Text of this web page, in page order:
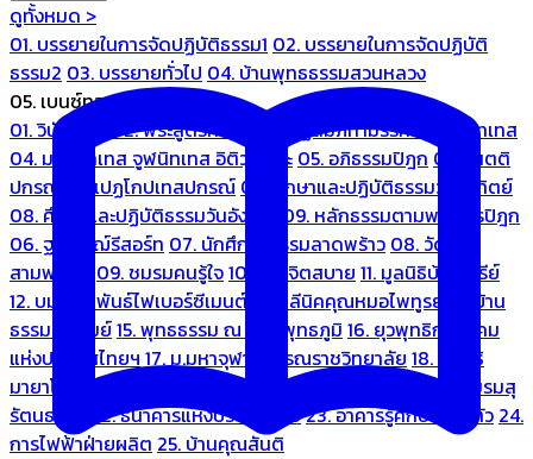
ดูทั้งหมด >
01. บรรยายในการจัดปฏิบัติธรรม1 02. บรรยายในการจัดปฏิบัติ
ธรรม2 03. บรรยายทั่วไป 04. บ้านพุทธธรรมสวนหลวง
05. เบนซ์ทองหล่อ
01. วินัยปิฎก
02. พระสูตรศึกษา
03. ปฏิสัมภิทามรรคและจูฬนิทเทส
04. มหานิทเทส จูฬนิทเทส อิติวุตตกะ 05. อภิธรรมปิฎก 06. เนตติ
ปกรณ์ และเปฏโกปเทสปกรณ์ 07. ศึกษาและปฏิบัติธรรมวันอาทิตย์
08. ศึกษาและปฏิบัติธรรมวันอังคาร
09. หลักธรรมตามพระไตรปิฎก
06. ฐณิชาฌ์รีสอร์ท 07. นักศึกษาธรรมลาดพร้าว 08. วัด
สามพระยา
09. ชมรมคนรู้ใจ10. บ้านจิตสบาย 11. มูลนิธิบ้านอารีย์
12. บมจ.มหพันธ์ไฟเบอร์ซีเมนต์
13. คลีนิคคุณหมอไพทูรย์
14. บ้าน
ธรรมะรื่นรมย์15. พุทธธรรม ณ แดนพุทธภูมิ 16. ยุวพุทธิกสมาคม
แห่งประเทศไทยฯ 17. ม.มหาจุฬาลงกรณราชวิทยาลัย 18. มูลนิธิ
มายาโคตมี
19. ariya wellness center
21. ชมรมสุ
รัตนธรรม
22. ธนาคารแห่งประเทศไทย23. อาคารรู้ศึกษารู้สึกตัว 24.
การไฟฟ้าฝ่ายผลิต 25. บ้านคุณสันติ